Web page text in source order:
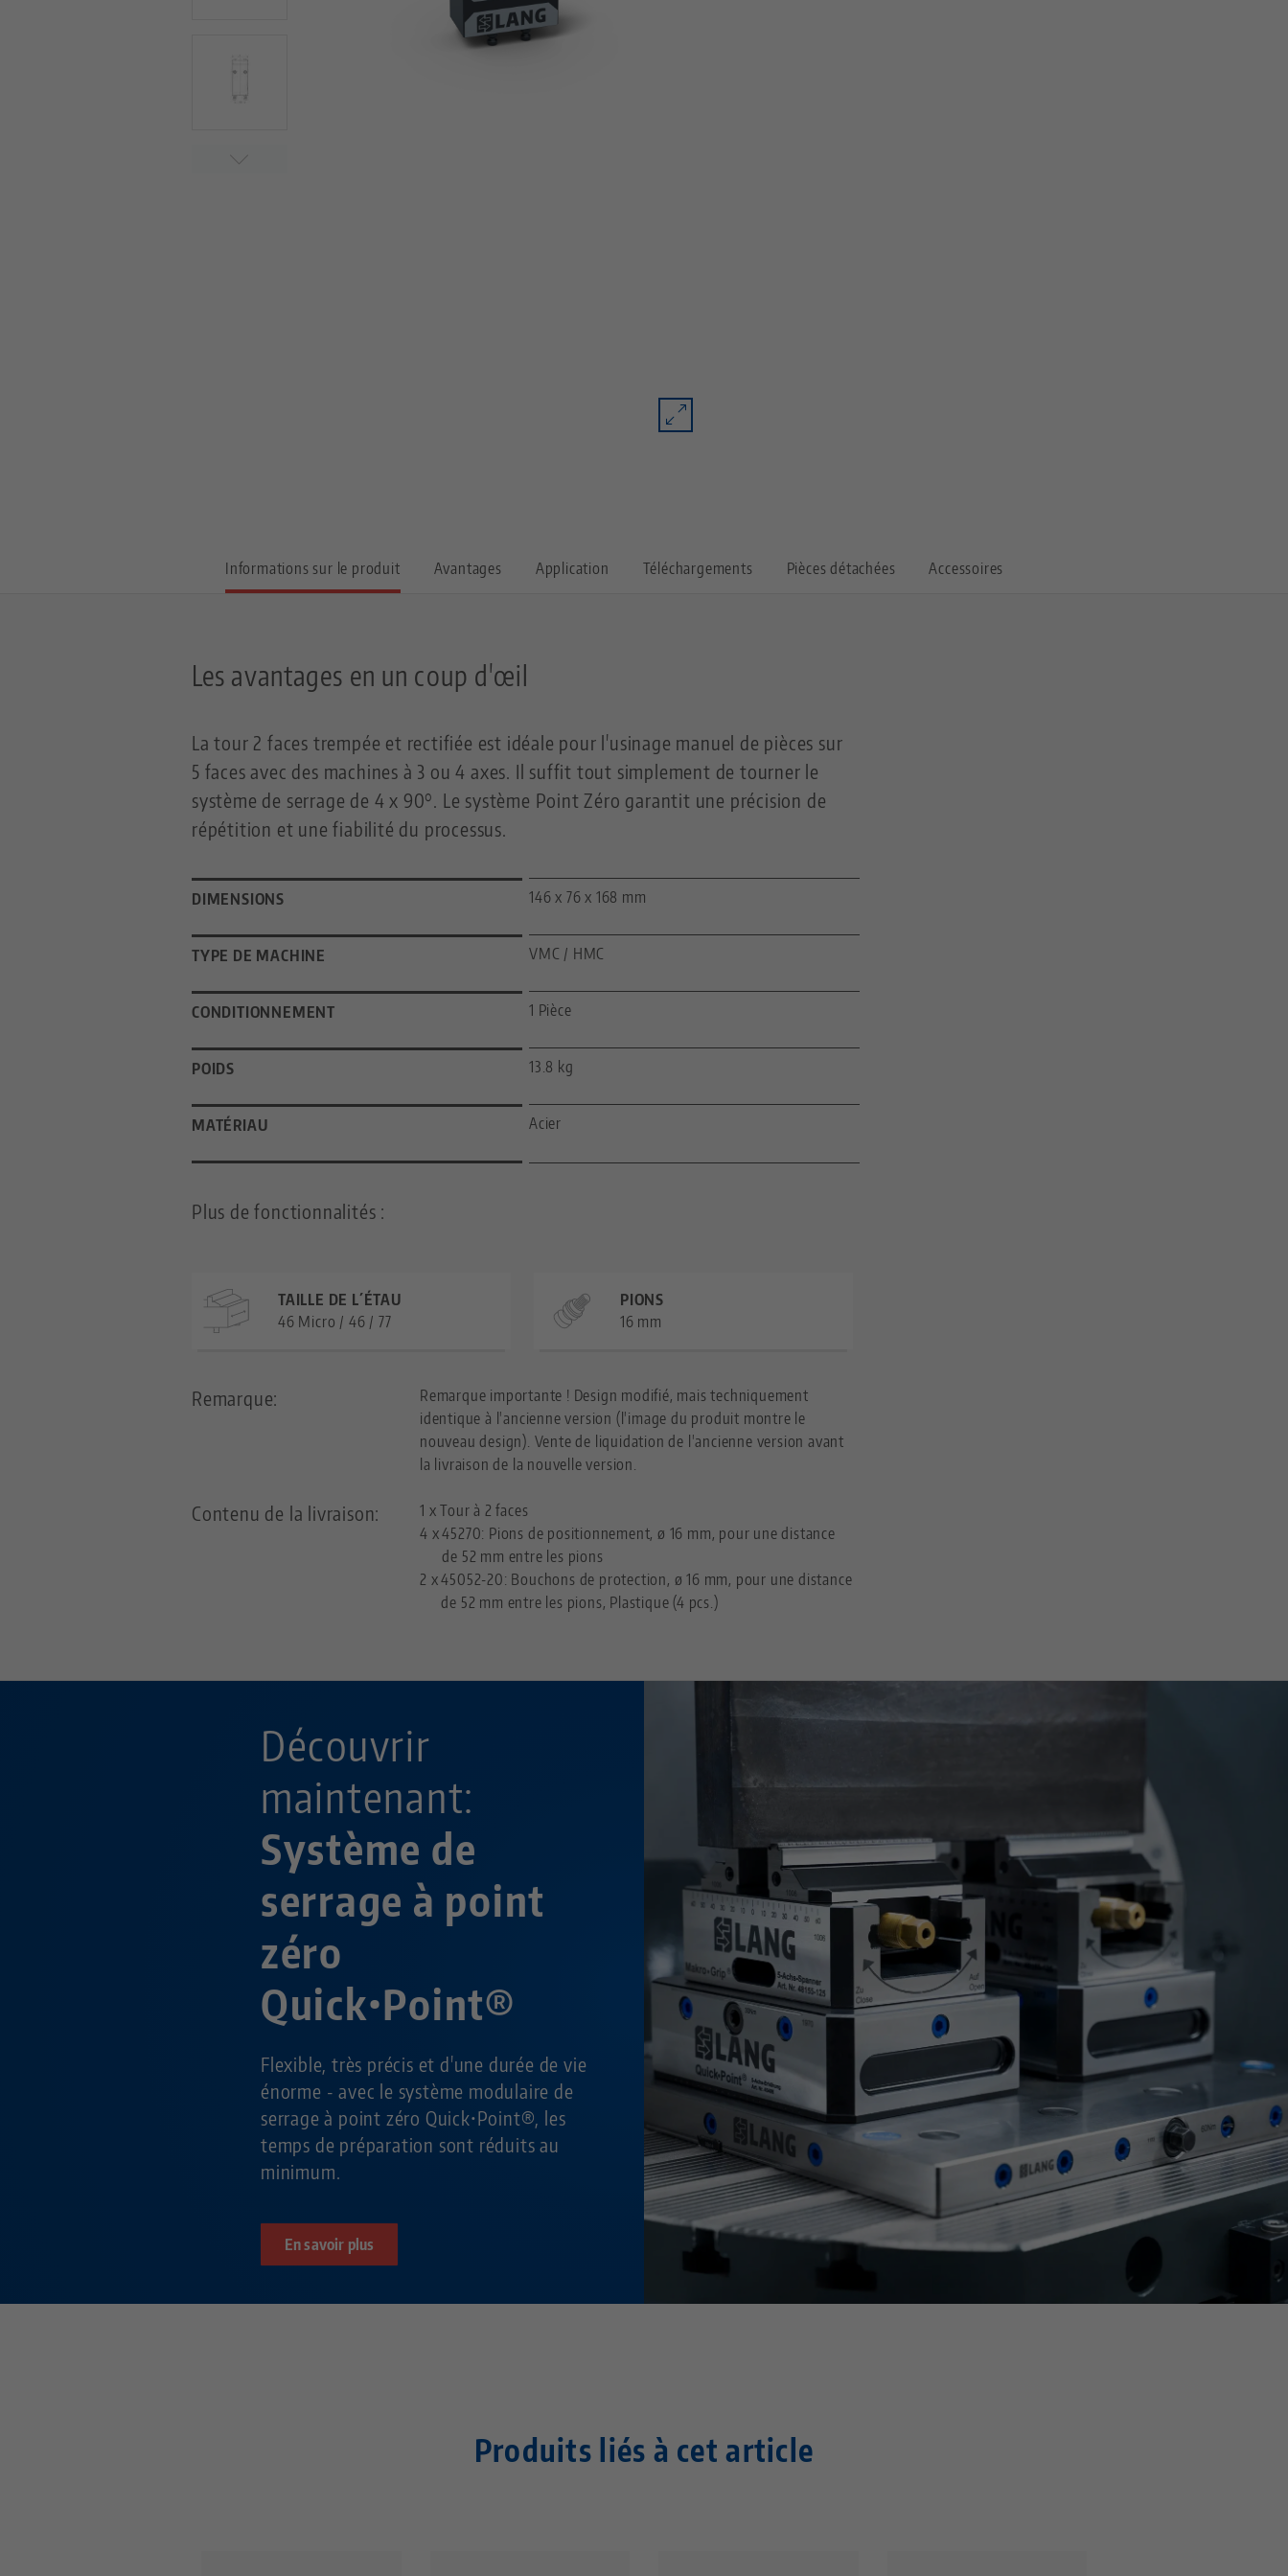
Informations sur le produit Avantages Application Téléchargements Pièces détachées Accessoires
Les avantages en un coup d'œil
La tour 2 faces trempée et rectifiée est idéale pour l'usinage manuel de pièces sur
5 faces avec des machines à 3 ou 4 axes. Il suffit tout simplement de tourner le
système de serrage de 4 x 90°. Le système Point Zéro garantit une précision de
répétition et une fiabilité du processus.
DIMENSIONS 146 x 76 x 168 mm
TYPE DE MACHINE VMC / HMC
CONDITIONNEMENT 1 Pièce
POIDS 13.8 kg
MATÉRIAU Acier
Plus de fonctionnalités :
TAILLE DE L´ÉTAU
46 Micro / 46 / 77
PIONS
16 mm
Remarque:
Remarque importante ! Design modifié, mais techniquement
identique à l'ancienne version (l'image du produit montre le
nouveau design). Vente de liquidation de l'ancienne version avant
la livraison de la nouvelle version.
Contenu de la livraison:
1 x Tour à 2 faces
4 x45270: Pions de positionnement, ø 16 mm, pour une distance
de 52 mm entre les pions
2 x45052-20: Bouchons de protection, ø 16 mm, pour une distance
de 52 mm entre les pions, Plastique (4 pcs.)
Système de
serrage à point
zéro
Quick•Point®
Découvrir
maintenant:
Flexible, très précis et d'une durée de vie
énorme - avec le système modulaire de
serrage à point zéro Quick•Point®, les
temps de préparation sont réduits au
minimum.
En savoir plus
Produits liés à cet article